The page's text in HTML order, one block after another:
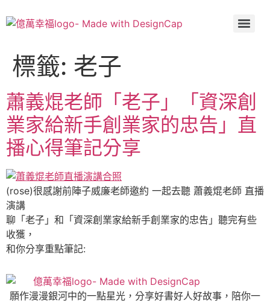
標籤: 老子
蕭義焜老師「老子」「資深創
業家給新手創業家的忠告」直
播心得筆記分享
(rose)很感謝前陣子威廉老師邀約 一起去聽 蕭義焜老師 直播
演講
聊「老子」和「資深創業家給新手創業家的忠告」聽完有些
收獲，
和你分享重點筆記:
願作漫漫銀河中的一點星光，分享好書好人好故事，陪你一